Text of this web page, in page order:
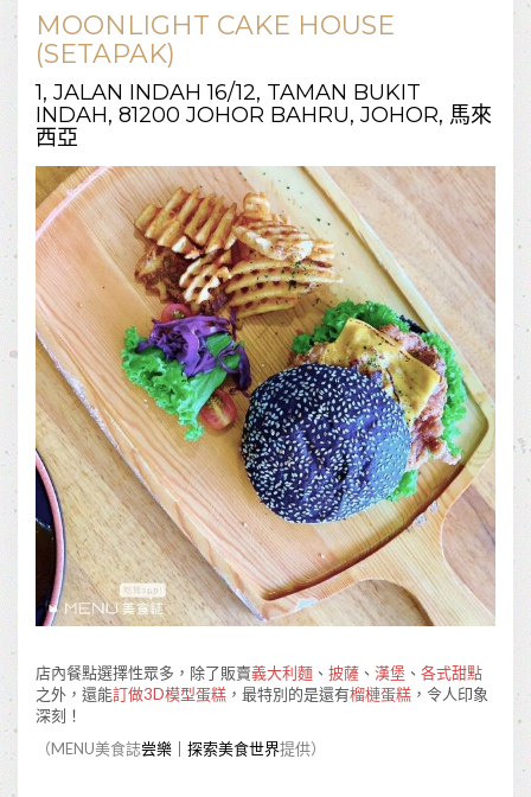
MOONLIGHT CAKE HOUSE
(SETAPAK)
1, JALAN INDAH 16/12, TAMAN BUKIT
INDAH, 81200 JOHOR BAHRU, JOHOR, 馬來
西亞
店內餐點選擇性眾多，除了販賣義大利麵 、 披薩 、 漢堡 、 各式甜點
之外，還能訂做3D模型蛋糕 ，最特別的是還有榴槤蛋糕 ，令人印象
深刻！
（MENU美食誌尝樂｜探索美食世界提供）